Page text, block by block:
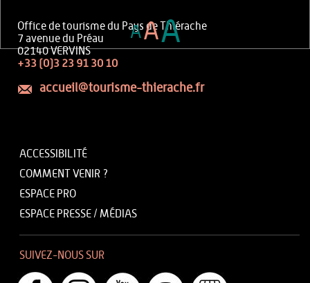
Office de tourisme du Pays de Thiérache
7 avenue du Préau
02140 VERVINS
+33 (0)3 23 91 30 10
accueil@tourisme-thierache.fr
ACCESSIBILITÉ
COMMENT VENIR ?
ESPACE PRO
ESPACE PRESSE / MÉDIAS
SUIVEZ-NOUS SUR
AAA